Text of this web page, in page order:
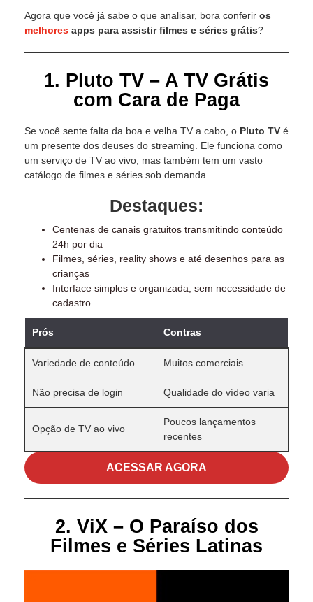
Agora que você já sabe o que analisar, bora conferir os
melhores apps para assistir filmes e séries grátis?
1. Pluto TV – A TV Grátis
com Cara de Paga
Se você sente falta da boa e velha TV a cabo, o Pluto TV é
um presente dos deuses do streaming. Ele funciona como
um serviço de TV ao vivo, mas também tem um vasto
catálogo de filmes e séries sob demanda.
Destaques:
Centenas de canais gratuitos transmitindo conteúdo
24h por dia
Filmes, séries, reality shows e até desenhos para as
crianças
Interface simples e organizada, sem necessidade de
cadastro
Prós Contras
Variedade de conteúdo Muitos comerciais
Não precisa de login Qualidade do vídeo varia
Opção de TV ao vivo
Poucos lançamentos
recentes
ACESSAR AGORA
2. ViX – O Paraíso dos
Filmes e Séries Latinas